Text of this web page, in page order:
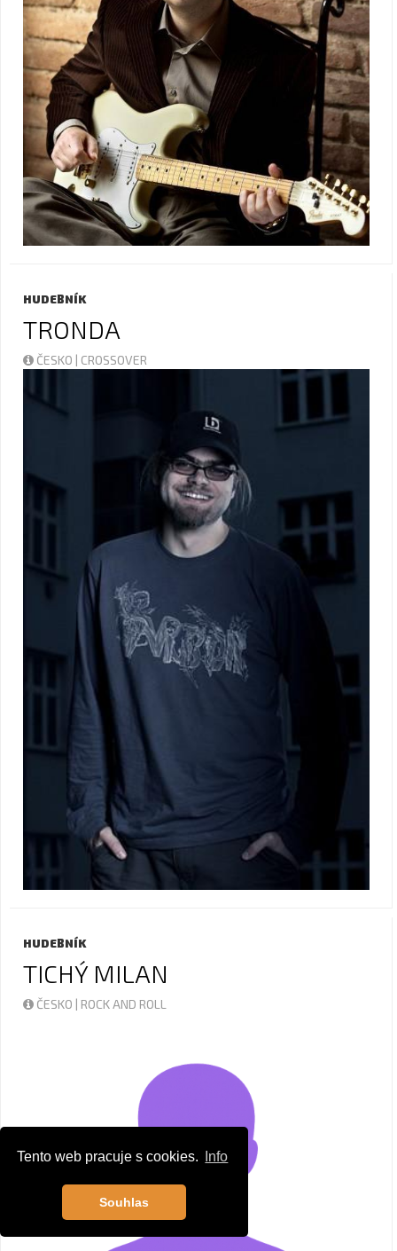
Tento web pracuje s cookies. Info
Souhlas
HUDEBNÍK
TRONDA
ČESKO | CROSSOVER
HUDEBNÍK
TICHÝ MILAN
ČESKO | ROCK AND ROLL